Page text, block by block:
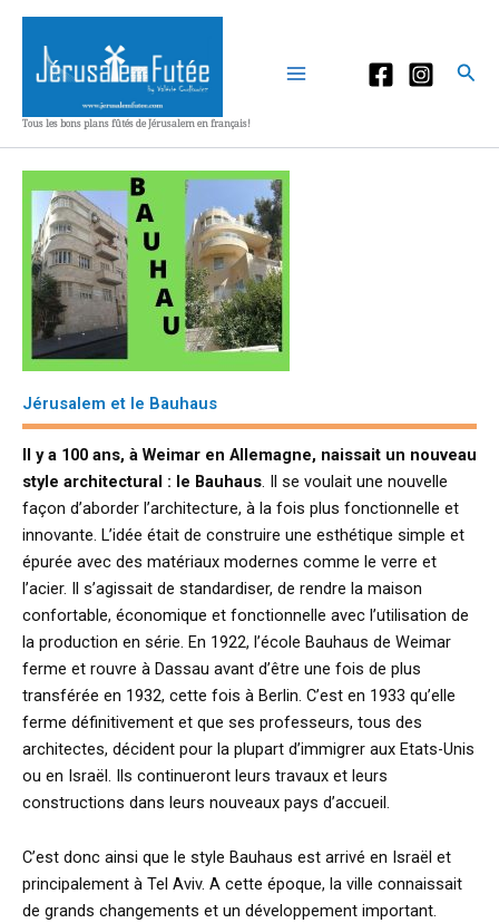
Aller
contenu
Tous les bons plans fûtés de Jérusalem en français!
Jérusalem et le Bauhaus
Il y a 100 ans, à Weimar en Allemagne, naissait un nouveau
style architectural : le Bauhaus . Il se voulait une nouvelle
façon d’aborder l’architecture, à la fois plus fonctionnelle et
innovante. L’idée était de construire une esthétique simple et
épurée avec des matériaux modernes comme le verre et
l’acier. Il s’agissait de standardiser, de rendre la maison
confortable, économique et fonctionnelle avec l’utilisation de
la production en série. En 1922, l’école Bauhaus de Weimar
ferme et rouvre à Dassau avant d’être une fois de plus
transférée en 1932, cette fois à Berlin. C’est en 1933 qu’elle
ferme définitivement et que ses professeurs, tous des
architectes, décident pour la plupart d’immigrer aux Etats-Unis
ou en Israël. Ils continueront leurs travaux et leurs
constructions dans leurs nouveaux pays d’accueil.
C’est donc ainsi que le style Bauhaus est arrivé en Israël et
principalement à Tel Aviv. A cette époque, la ville connaissait
de grands changements et un développement important.